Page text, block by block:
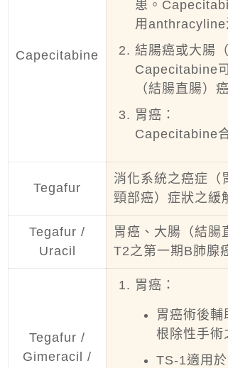
Capecitabine
患。
用anthracyline
結腸癌或大腸
Capecitabine
（結腸直腸）
胃癌：
Capecitabine
Tegafur
消化系統之癌症（
頸部癌）症狀之緩
Tegafur /
Uracil
胃癌、大腸（結腸
T2之第一期B肺腺
Tegafur /
Gimeracil /
胃癌：
胃癌術後
根除性手術
TS-1適用